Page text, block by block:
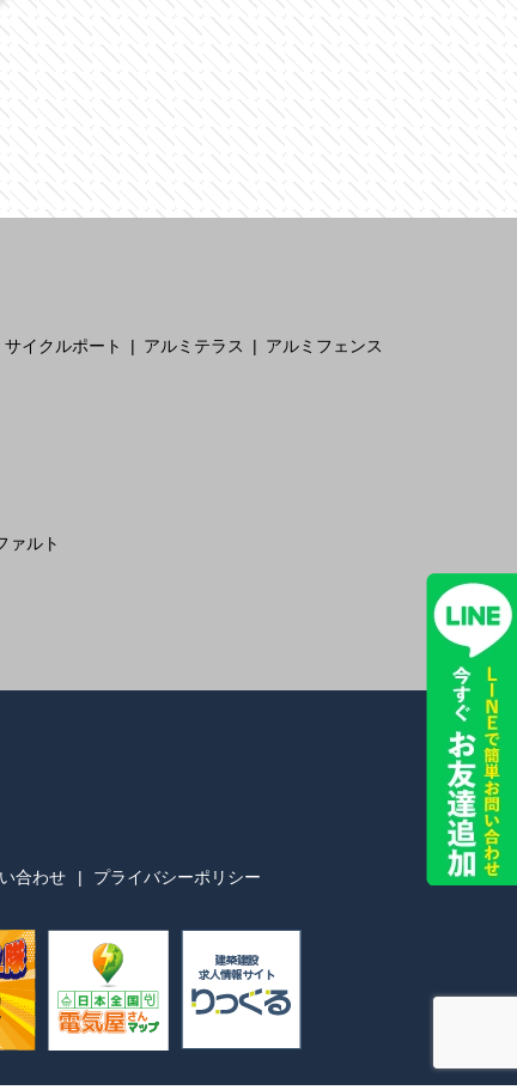
サイクルポート アルミテラス アルミフェンス
ァルト
合わせ プライバシーポリシー